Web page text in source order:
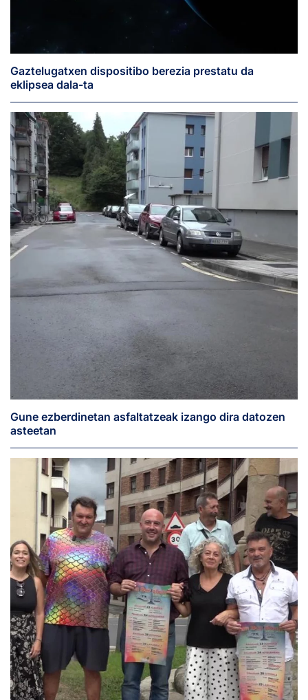
Gaztelugatxen dispositibo berezia prestatu da
eklipsea dala-ta
Gune ezberdinetan asfaltatzeak izango dira datozen
asteetan